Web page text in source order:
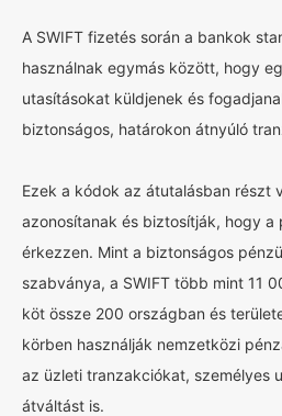
A SWIFT fizetés során a bankok
használnak egymás között, hogy
utasításokat küldjenek és
biztonságos, határokon átnyúló
Ezek a kódok az átutalásban részt
azonosítanak és biztosítják, hogy a
érkezzen. Mint a biztonságos
szabványa, a SWIFT több mint 11
köt össze 200 országban és
körben használják nemzetközi
az üzleti tranzakciókat, személyes
átváltást is.